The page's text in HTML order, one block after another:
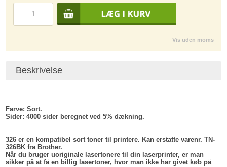
Vis uden moms
Beskrivelse
Farve: Sort.
Sider: 4000 sider beregnet ved 5% dækning.
326 er en kompatibel sort toner til printere. Kan erstatte varenr. TN-
326BK fra Brother.
Når du bruger uoriginale lasertonere til din laserprinter, er man
sikker på at få en billig lasertoner, hvor man ikke har givet køb på